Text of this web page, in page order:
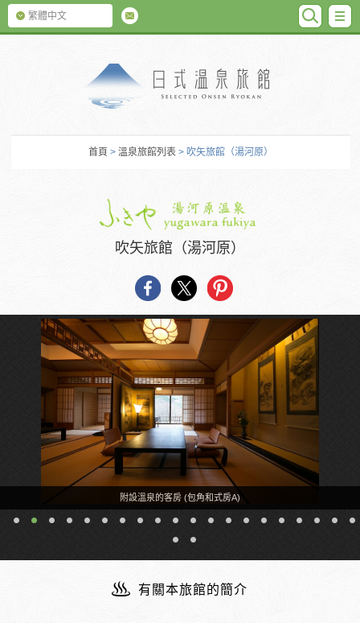
繁體中文
首頁 > 溫泉旅館列表 > 吹矢旅館（湯河原）
吹矢旅館（湯河原）
附設溫泉的客房 (包角和式房A)
有關本旅館的簡介